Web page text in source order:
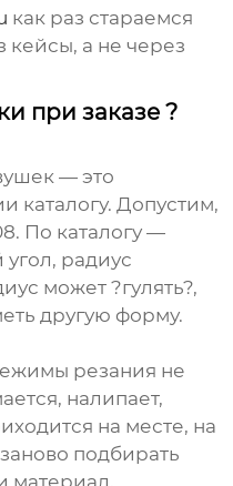
как раз стараемся
кейсы, а не через
при заказе ?
— это
каталогу. Допустим,
По каталогу —
радиус
может ?гулять?,
другую форму.
резания не
налипает,
на месте, на
подбирать